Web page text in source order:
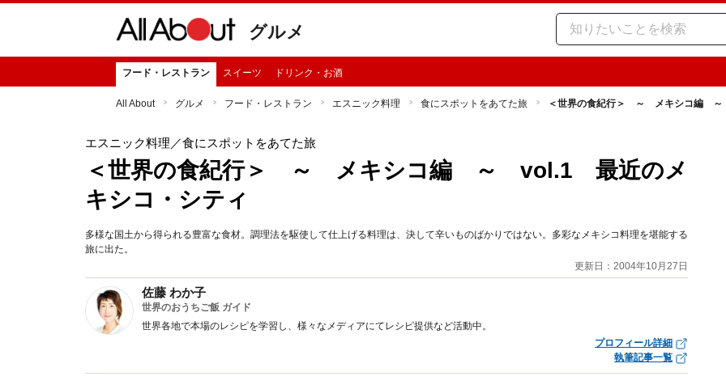
グルメ
フード・レストラン スイーツ ドリンク・お酒
All About グルメ フード・レストラン エスニック料理 食にスポットをあてた旅 ＜世界の食紀行＞ ～ メキシコ編
エスニック料理 ／食にスポットをあてた旅
＜世界の食紀行＞ ～ メキシコ編 ～ vol.1 最近のメ
キシコ・シティ
多様な国土から得られる豊富な食材。調理法を駆使して仕上げる料理は、決して辛いものばかりではない。多彩なメキシコ料理を堪能する
旅に出た。
更新日：2004年10月27日
佐藤 わか子
世界のおうちご飯 ガイド
世界各地で本場のレシピを学習し、様々なメディアにてレシピ提供など活動中。
プロフィール詳細
執筆記事一覧